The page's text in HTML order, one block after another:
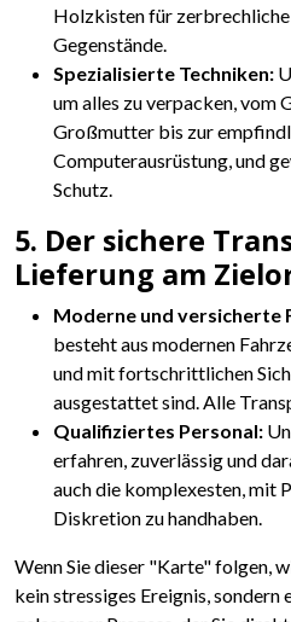
Holzkisten für
Gegenstände.
Spezialisierte Techniken:
um alles zu verpacken, vom
Großmutter bis zur
Computerausrüstung, und
Schutz.
5. Der sichere
Lieferung am
Moderne und versicherte
besteht aus modernen
und mit fortschrittlichen
ausgestattet sind. Alle
Qualifiziertes Personal:
erfahren, zuverlässig und
auch die komplexesten, mit
Diskretion zu handhaben.
Wenn Sie dieser "Karte" folgen,
kein stressiges Ereignis,